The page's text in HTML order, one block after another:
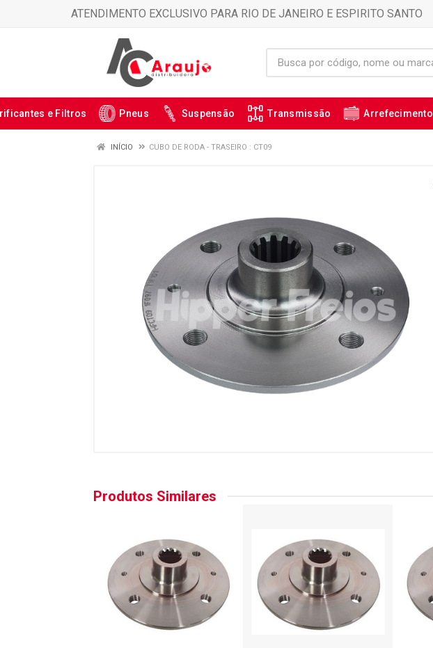
ATENDIMENTO EXCLUSIVO PARA RIO DE JANEIRO E ESPIRITO SANTO
e Filtros Pneus Suspensão Transmissão Arrefecimento
INÍCIO CUBO DE RODA - TRASEIRO : CT09
Produtos Similares